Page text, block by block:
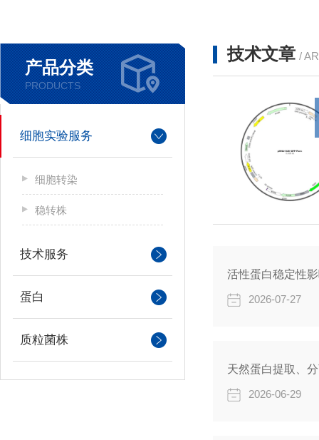
产品分类
PRODUCTS
细胞实验服务
细胞转染
稳转株
技术服务
蛋白
质粒菌株
技术文章 /
活性蛋白稳定性
2026-07-27
天然蛋白提取、
2026-06-29